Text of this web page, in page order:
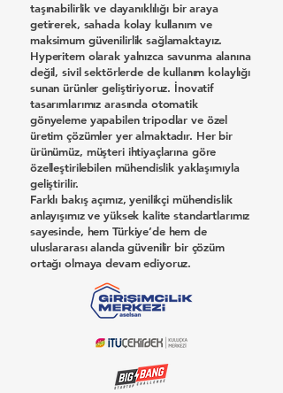
taşınabilirlik ve dayanıklılığı bir araya
getirerek, sahada kolay kullanım ve
maksimum güvenilirlik sağlamaktayız.
Hyperitem olarak yalnızca savunma alanına
değil, sivil sektörlerde de kullanım kolaylığı
sunan ürünler geliştiriyoruz. İnovatif
tasarımlarımız arasında otomatik
gönyeleme yapabilen tripodlar ve özel
üretim çözümler yer almaktadır. Her bir
ürünümüz, müşteri ihtiyaçlarına göre
özelleştirilebilen mühendislik yaklaşımıyla
geliştirilir.
Farklı bakış açımız, yenilikçi mühendislik
anlayışımız ve yüksek kalite standartlarımız
sayesinde, hem Türkiye’de hem de
uluslararası alanda güvenilir bir çözüm
ortağı olmaya devam ediyoruz.